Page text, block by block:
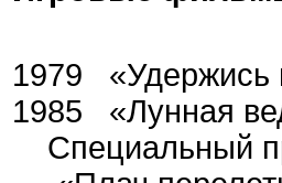
1979
«Удержись
1985
«Лунная
Специальный